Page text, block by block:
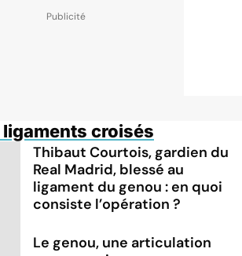
ligaments croisés
Thibaut Courtois, gardien du
Real Madrid, blessé au
ligament du genou : en quoi
consiste l’opération ?
Le genou, une articulation